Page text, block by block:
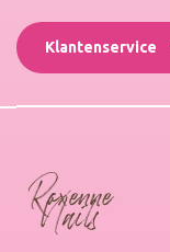
Klantenservice